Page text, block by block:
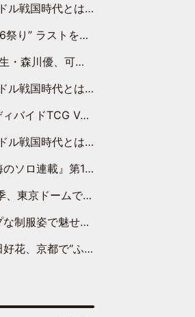
りたかったな』って言ったら、夢眠ねむさんに『てめえはでんぱ組．incなんだよ！』って肩パンされて(笑)」
登場に「5年分大人になった私を見ていただけたら」
愛さもある大人の女性に
ら「正直、中3で辞めるというのを信じてなくて。そう言われてはいたけど、嘘でしょって」
＆田村真佑が『京まふ』ステージに登壇
で10年ぶりのキョンシーメイクをしたら、場を完全に引かせてしまって。時代が変わったんだなって」
ゲンセールハンターみうな inしまむら」編
に詳しすぎるアイドル」は元VENUSスクール生で杉内コーチ推し⁉
る“東雲グリーン”の正体
母”黒谷友香に見送られ、“父”松岡昌宏とはハシゴ酒